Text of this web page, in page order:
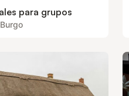
para grupos